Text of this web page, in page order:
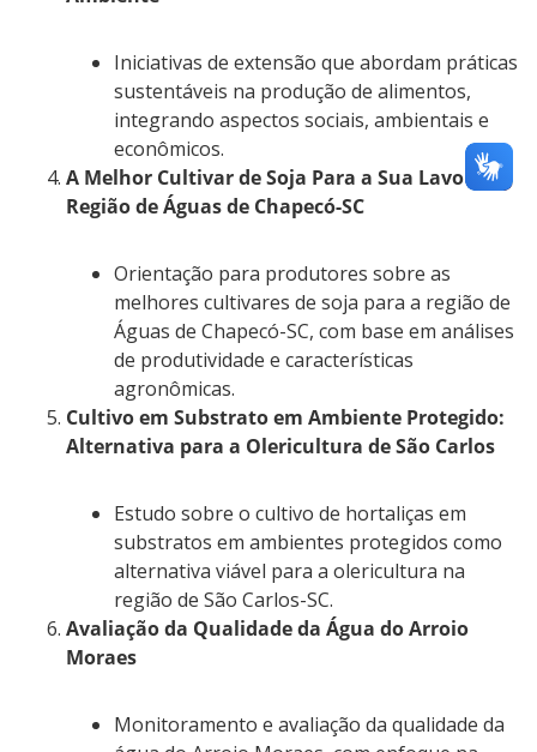
Iniciativas de extensão que abordam práticas
sustentáveis na produção de alimentos,
integrando aspectos sociais, ambientais e
econômicos.
A Melhor Cultivar de Soja Para a Sua Lavoura:
Região de Águas de Chapecó-SC
Orientação para produtores sobre as
melhores cultivares de soja para a região de
Águas de Chapecó-SC, com base em análises
de produtividade e características
agronômicas.
Cultivo em Substrato em Ambiente Protegido:
Alternativa para a Olericultura de São Carlos
Estudo sobre o cultivo de hortaliças em
substratos em ambientes protegidos como
alternativa viável para a olericultura na
região de São Carlos-SC.
Avaliação da Qualidade da Água do Arroio
Moraes
Monitoramento e avaliação da qualidade da